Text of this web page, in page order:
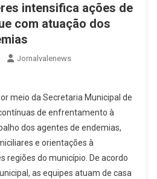
intensifica ações de
com atuação dos
Jornalvalenews
meio da Secretaria Municipal de
de enfrentamento à
dos agentes de endemias,
e orientações à
regiões do município. De acordo
as equipes atuam de casa